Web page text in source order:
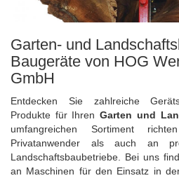
Previous
Garten- und
Baugeräte von HOG
GmbH
Entdecken Sie zahlreiche
Produkte für IhrenGarten und
umfangreichen Sortiment
Privatanwender als auch an
Landschaftsbaubetriebe. Bei uns
an Maschinen für den Einsatz in